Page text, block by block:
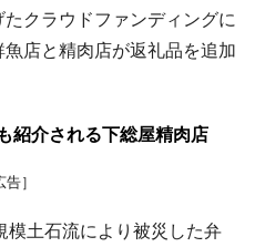
たクラウドファンディングに
店と精肉店が返礼品を追加
紹介される下総屋精肉店
告］
土石流により被災した弁